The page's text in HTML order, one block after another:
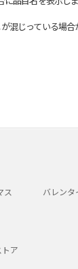
じっている場
ス バレンタ
ア